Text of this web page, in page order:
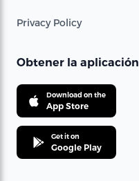
Privacy Policy
Obtener la aplicación
Download on the
App Store
Get it on
Google Play